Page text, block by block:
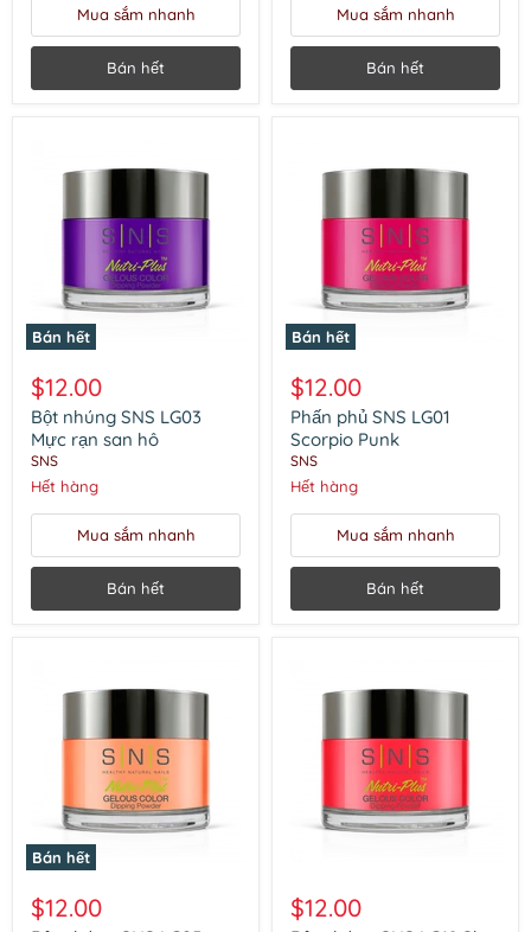
Mua sắm nhanh
Bán hết
Mua sắm nhanh
Bán hết
Bán hết
nhúng
SNS
LG03
Mực
rạn
san
hô
$12.00
Bột nhúng SNS LG03
Mực rạn san hô
SNS
Hết hàng
Mua sắm nhanh
Bán hết
Bán hết
phủ
SNS
LG01
Scorpio
Punk
$12.00
Phấn phủ SNS LG01
Scorpio Punk
SNS
Hết hàng
Mua sắm nhanh
Bán hết
Bán hết
nhúng
SNS
$12.00
nhúng
SNS
$12.00